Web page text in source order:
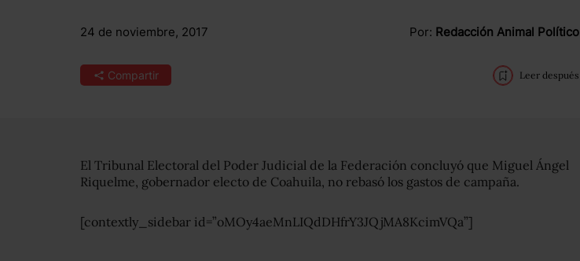
24 de noviembre, 2017 Por: Redacción Animal Político
Compartir Leer después
El Tribunal Electoral del Poder Judicial de la Federación concluyó que Miguel Ángel
Riquelme, gobernador electo de Coahuila, no rebasó los gastos de campaña.
[contextly_sidebar id=”oMOy4aeMnLIQdDHfrY3JQjMA8KcimVQa”]